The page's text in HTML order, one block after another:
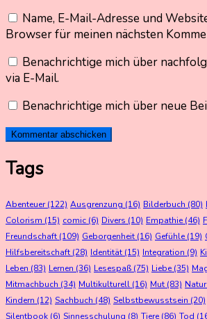
Name, E-Mail-Adresse und
Browser für meinen nächsten
Benachrichtige mich über
via E-Mail.
Benachrichtige mich über neue
Tags
Abenteuer(122) Ausgrenzung (16) Bilderbuch (80)
Colorism (15) comic (6) Divers (10) Empathie(46)
Freundschaft (109) Geborgenheit (16) Gefühle(19)
Hilfsbereitschaft (28) Identität (15) Integration (9)
Leben (83) Lernen (36) Lesespaß (75) Liebe(35)
Mitmachbuch (34) Multikulturell (16) Mut (83) Natur
Kindern (12) Sachbuch (48) Selbstbewusstsein (20)
Silentbook (6) Sinnesschulung (8) Tiere(86) Tod